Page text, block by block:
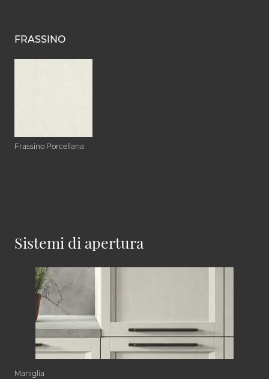
FRASSINO
Frassino Porcellana
Sistemi di apertura
Maniglia